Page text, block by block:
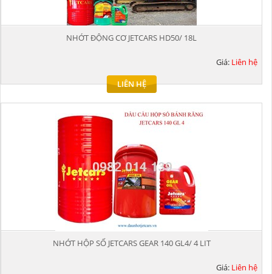
NHỚT ĐỘNG CƠ JETCARS HD50/ 18L
Giá: Liên hệ
LIÊN HỆ
NHỚT HỘP SỐ JETCARS GEAR 140 GL4/ 4 LIT
Giá: Liên hệ